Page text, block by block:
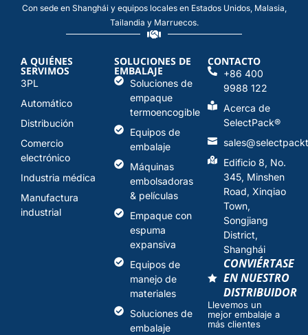
Con sede en Shanghái y equipos locales en Estados Unidos, Malasia,
Tailandia y Marruecos.
A QUIÉNES
SERVIMOS
3PL
Automático
Distribución
Comercio
electrónico
Industria médica
Manufactura
industrial
SOLUCIONES DE
EMBALAJE
Soluciones de
empaque
termoencogible
Equipos de
embalaje
Máquinas
embolsadoras
& películas
Empaque con
espuma
expansiva
Equipos de
manejo de
materiales
Soluciones de
embalaje
CONTACTO
+86 400
9988 122
Acerca de
SelectPack®
Edificio 8, No.
345, Minshen
Road, Xinqiao
Town,
Songjiang
District,
Shanghái
CONVIÉRTASE
EN NUESTRO
DISTRIBUIDOR
Llevemos un
mejor embalaje a
más clientes